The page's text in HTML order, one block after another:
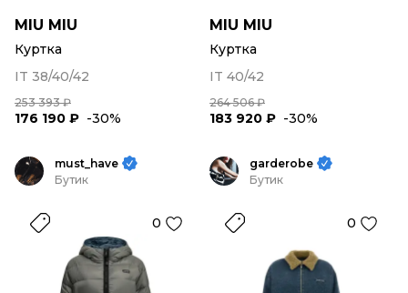
MIU MIU
Куртка
IT 38/40/42
253 393 ₽
176 190 ₽ -30%
MIU MIU
Куртка
IT 40/42
264 506 ₽
183 920 ₽ -30%
must_have
Бутик
0
garderobe
Бутик
0